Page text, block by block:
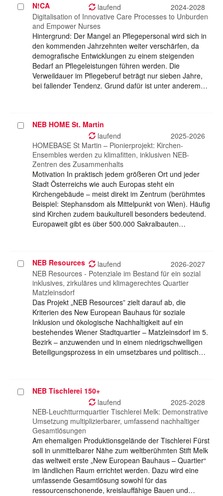
Projekt
auswählen
N!CA laufend
2024-2028
Digitalisation of Innovative Care Processes to Unburden
and Empower Nurses
Hintergrund: Der Mangel an Pflegepersonal wird sich in
den kommenden Jahrzehnten weiter verschärfen, da
demografische Entwicklungen zu einem steigenden
Bedarf an Pflegeleistungen führen werden. Die
Verweildauer im Pflegeberuf beträgt nur sieben Jahre,
bei fallender Tendenz. Grund dafür ist unter anderem…
ProjektNEB HOME St. Martin
laufend
2025-2026
HOMEBASE St Martin – Pionierprojekt: Kirchen-
Ensembles werden zu klimafitten, inklusiven NEB-
Zentren des Zusammenhalts
Motivation In praktisch jedem größeren Ort und jeder
Stadt Österreichs wie auch Europas steht ein
Kirchengebäude – meist direkt im Zentrum (berühmtes
Beispiel: Stephansdom als Mittelpunkt von Wien). Häufig
sind Kirchen zudem baukulturell besonders bedeutend.
Europaweit gibt es über 500.000 Sakralbauten…
Projekt
auswählen
NEB Resources laufend
2026-2027
NEB Resources - Potenziale im Bestand für ein sozial
inklusives, zirkuläres und klimagerechtes Quartier
Matzleinsdorf
Das Projekt „NEB Resources” zielt darauf ab, die
Kriterien des New European Bauhaus für soziale
Inklusion und ökologische Nachhaltigkeit auf ein
bestehendes Wiener Stadtquartier – Matzleinsdorf im 5.
Bezirk – anzuwenden und in einem niedrigschwelligen
Beteiligungsprozess in ein umsetzbares und politisch…
ProjektNEB Tischlerei 150+
laufend
2025-2028
NEB-Leuchtturmquartier Tischlerei Melk: Demonstrative
Umsetzung multiplizierbarer, umfassend nachhaltiger
Gesamtlösungen
Am ehemaligen Produktionsgelände der Tischlerei Fürst
soll in unmittelbarer Nähe zum weltberühmten Stift Melk
das weltweit erste „New European Bauhaus – Quartier“
im ländlichen Raum errichtet werden. Dazu wird eine
umfassende Gesamtlösung sowohl für das
ressourcenschonende, kreislauffähige Bauen und…